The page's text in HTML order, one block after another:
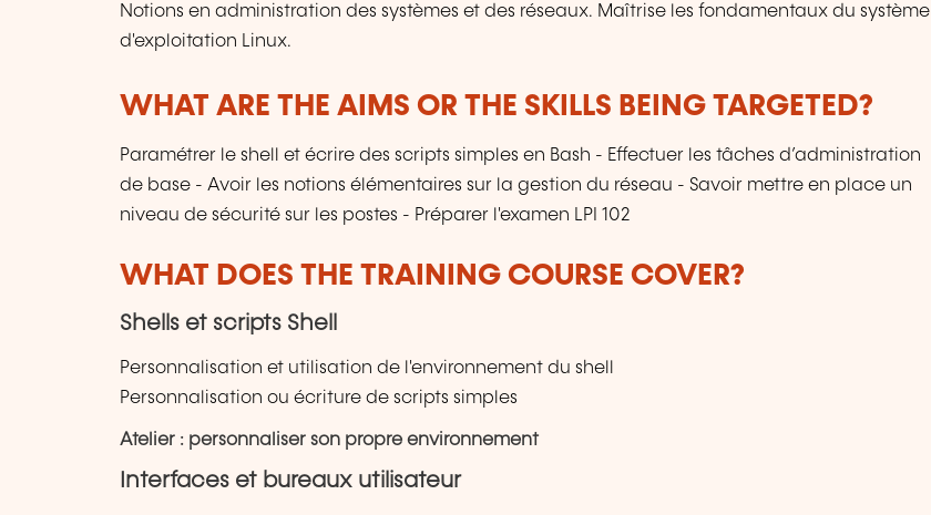
Notions en administration des systèmes et des réseaux. Maîtrise les fondamentaux du système
d'exploitation Linux.
WHAT ARE THE AIMS OR THE SKILLS BEING TARGETED?
Paramétrer le shell et écrire des scripts simples en Bash - Effectuer les tâches d’administration
de base - Avoir les notions élémentaires sur la gestion du réseau - Savoir mettre en place un
niveau de sécurité sur les postes - Préparer l'examen LPI 102
WHAT DOES THE TRAINING COURSE COVER?
Shells et scripts Shell
Personnalisation et utilisation de l'environnement du shell
Personnalisation ou écriture de scripts simples
Atelier : personnaliser son propre environnement
Interfaces et bureaux utilisateur